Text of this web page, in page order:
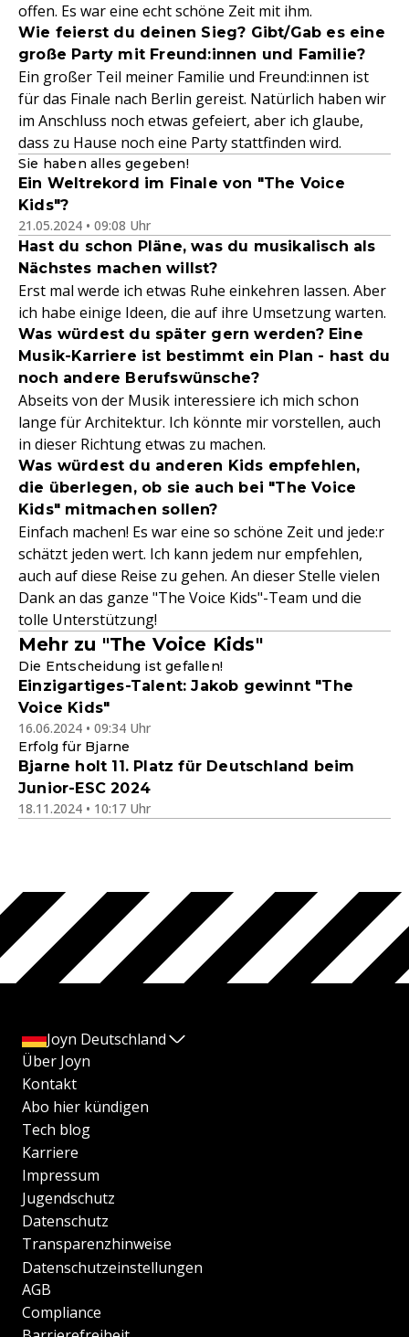
offen. Es war eine echt schöne Zeit mit ihm.
Wie feierst du deinen Sieg? Gibt/Gab es eine
große Party mit Freund:innen und Familie?
Ein großer Teil meiner Familie und Freund:innen ist
für das Finale nach Berlin gereist. Natürlich haben wir
im Anschluss noch etwas gefeiert, aber ich glaube,
dass zu Hause noch eine Party stattfinden wird.
Sie haben alles gegeben!
Ein Weltrekord im Finale von "The Voice
Kids"?
21.05.2024 • 09:08 Uhr
Hast du schon Pläne, was du musikalisch als
Nächstes machen willst?
Erst mal werde ich etwas Ruhe einkehren lassen. Aber
ich habe einige Ideen, die auf ihre Umsetzung warten.
Was würdest du später gern werden? Eine
Musik-Karriere ist bestimmt ein Plan - hast du
noch andere Berufswünsche?
Abseits von der Musik interessiere ich mich schon
lange für Architektur. Ich könnte mir vorstellen, auch
in dieser Richtung etwas zu machen.
Was würdest du anderen Kids empfehlen,
die überlegen, ob sie auch bei "The Voice
Kids" mitmachen sollen?
Einfach machen! Es war eine so schöne Zeit und jede:r
schätzt jeden wert. Ich kann jedem nur empfehlen,
auch auf diese Reise zu gehen. An dieser Stelle vielen
Dank an das ganze "The Voice Kids"-Team und die
tolle Unterstützung!
Mehr zu "The Voice Kids"
Die Entscheidung ist gefallen!
Einzigartiges-Talent: Jakob gewinnt "The
Voice Kids"
16.06.2024 • 09:34 Uhr
Erfolg für Bjarne
Bjarne holt 11. Platz für Deutschland beim
Junior-ESC 2024
18.11.2024 • 10:17 Uhr
Joyn Deutschland
Über Joyn
Kontakt
Abo hier kündigen
Tech blog
Karriere
Impressum
Jugendschutz
Datenschutz
Transparenzhinweise
Datenschutzeinstellungen
AGB
Compliance